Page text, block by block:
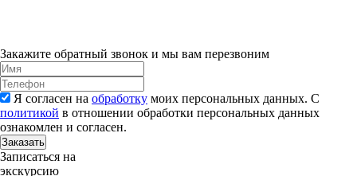
Закажите обратный звонок и мы вам перезвоним
Я согласен на обработку моих персональных данных. С
политикой в отношении обработки персональных данных
ознакомлен и согласен.
Заказать
Записаться на
экскурсию